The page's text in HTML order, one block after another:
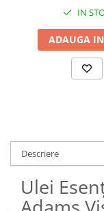
IN
ADAUGA
Descriere
Ulei